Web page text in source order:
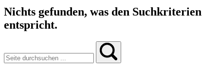
Nichts gefunden, was den Suchkriterien
entspricht.